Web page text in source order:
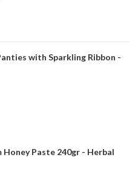
with Sparkling Ribbon -
Honey Paste 240gr - Herbal